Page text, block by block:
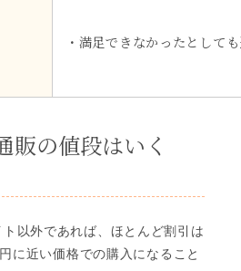
・満足できなかったとして
販の値段はいく
以外であれば、ほとんど割引は
に近い価格での購入になること